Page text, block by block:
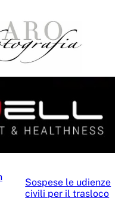
Sospese le udienze
civili per il trasloco